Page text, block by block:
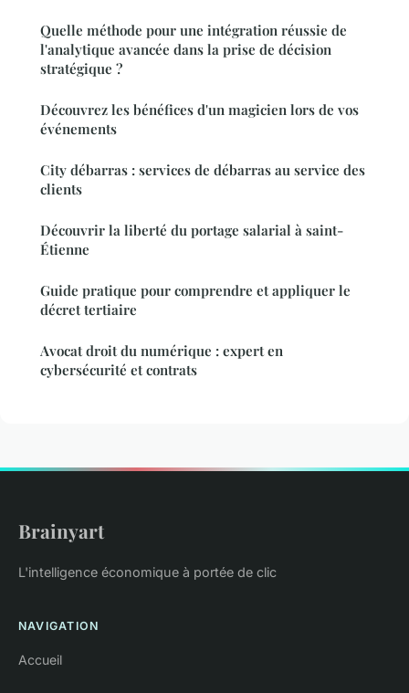
Quelle méthode pour une intégration réussie de
l'analytique avancée dans la prise de décision
stratégique ?
Découvrez les bénéfices d'un magicien lors de vos
événements
City débarras : services de débarras au service des
clients
Découvrir la liberté du portage salarial à saint-
Étienne
Guide pratique pour comprendre et appliquer le
décret tertiaire
Avocat droit du numérique : expert en
cybersécurité et contrats
Brainyart
L'intelligence économique à portée de clic
NAVIGATION
Accueil